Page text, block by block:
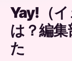
Yay!（
は？編
た